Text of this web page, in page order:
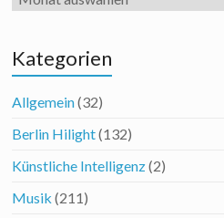
Kategorien
Allgemein(32)
Berlin Hilight(132)
Künstliche Intelligenz(2)
Musik (211)